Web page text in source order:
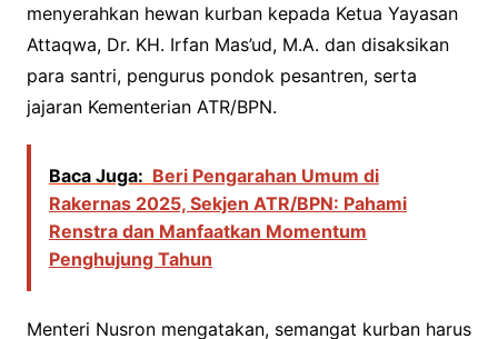
menyerahkan hewan kurban kepada Ketua Yayasan
Attaqwa, Dr. KH. Irfan Mas’ud, M.A. dan disaksikan
para santri, pengurus pondok pesantren, serta
jajaran Kementerian ATR/BPN.
Baca Juga: Beri Pengarahan Umum di
Rakernas 2025, Sekjen ATR/BPN: Pahami
Renstra dan Manfaatkan Momentum
Penghujung Tahun
Menteri Nusron mengatakan, semangat kurban harus